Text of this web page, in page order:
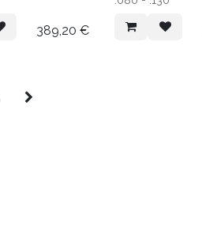
389,20 €